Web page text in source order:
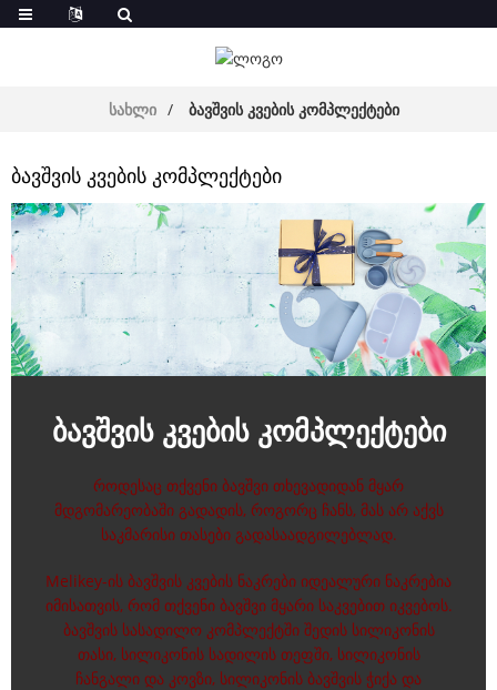
სახლი ბავშვის კვების კომპლექტები
ბავშვის კვების კომპლექტები
ბავშვის კვების კომპლექტები
როდესაც თქვენი ბავშვი თხევადიდან მყარ
მდგომარეობაში გადადის, როგორც ჩანს, მას არ აქვს
საკმარისი თასები გადასაადგილებლად.
Melikey-ის ბავშვის კვების ნაკრები იდეალური ნაკრებია
იმისათვის, რომ თქვენი ბავშვი მყარი საკვებით იკვებოს.
ბავშვის სასადილო კომპლექტში შედის სილიკონის
თასი, სილიკონის სადილის თეფში, სილიკონის
ჩანგალი და კოვზი, სილიკონის ბავშვის ჭიქა და